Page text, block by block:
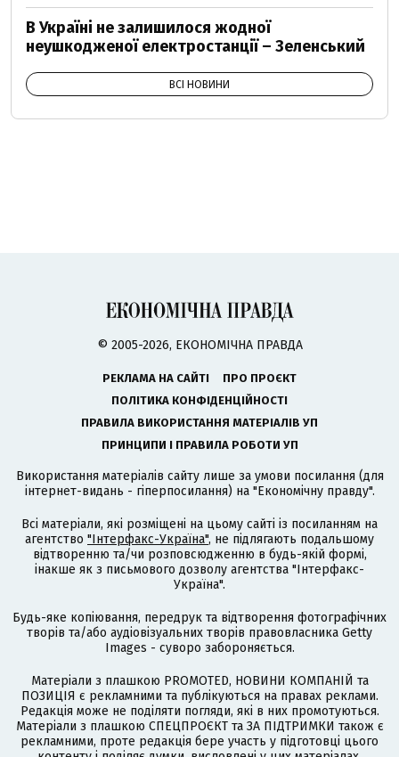
В Україні не залишилося жодної
неушкодженої електростанції – Зеленський
ВСІ НОВИНИ
© 2005-2026, ЕКОНОМІЧНА ПРАВДА
РЕКЛАМА НА САЙТІ
ПРО ПРОЄКТ
ПОЛІТИКА КОНФІДЕНЦІЙНОСТІ
ПРАВИЛА ВИКОРИСТАННЯ МАТЕРІАЛІВ УП
ПРИНЦИПИ І ПРАВИЛА РОБОТИ УП
Використання матеріалів сайту лише за умови посилання (для
інтернет-видань - гіперпосилання) на "Економічну правду".
Всі матеріали, які розміщені на цьому сайті із посиланням на
агентство "Інтерфакс-Україна", не підлягають подальшому
відтворенню та/чи розповсюдженню в будь-якій формі,
інакше як з письмового дозволу агентства "Інтерфакс-
Україна".
Будь-яке копіювання, передрук та відтворення фотографічних
творів та/або аудіовізуальних творів правовласника Getty
Images - суворо забороняється.
Матеріали з плашкою PROMOTED, НОВИНИ КОМПАНІЙ та
ПОЗИЦІЯ є рекламними та публікуються на правах реклами.
Редакція може не поділяти погляди, які в них промотуються.
Матеріали з плашкою СПЕЦПРОЄКТ та ЗА ПІДТРИМКИ також є
рекламними, проте редакція бере участь у підготовці цього